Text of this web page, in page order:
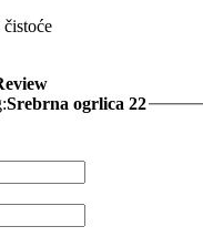
Srebrna ogrlica 22